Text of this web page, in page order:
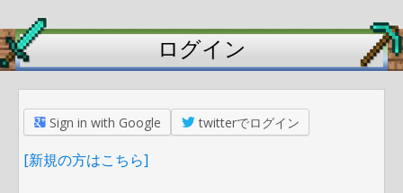
ログイン
Sign in with Google twitterでログイン
[新規の方はこちら]